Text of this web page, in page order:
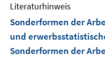
Literaturhinweis
Sonderformen der
und
Sonderformen der